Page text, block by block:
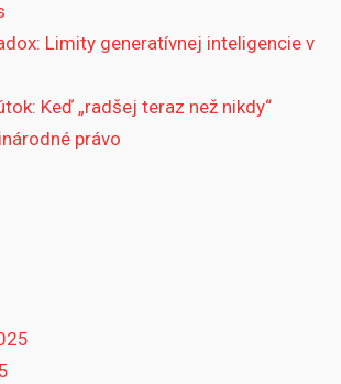
Limity generatívnej inteligencie v
Keď „radšej teraz než nikdy“
právo